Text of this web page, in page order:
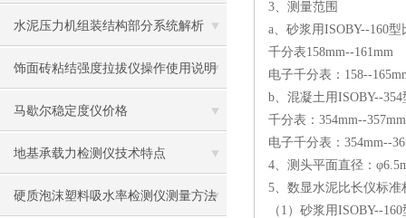
标准
水泥压力机组装结构部分系统解析
饰面砖粘结强度拉拔仪操作使用说明
马歇尔稳定度仪价格
地基承载力检测仪技术特点
硬质泡沫塑料吸水率检测仪测量方法
3、测量范围
a、砂浆用ISOBY--160型
千分表158mm--161mm
电子千分表：158--
b、混凝土用ISOBY--
千分表：354mm--357mm
电子千分表：354mm--
4、测头平面直径：
5、数显水泥比长仪标准
（1）砂浆用ISOBY--